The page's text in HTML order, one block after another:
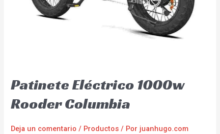
Patinete Eléctrico 1000w
Rooder Columbia
Deja un comentario / Productos / Por juanhugo.com